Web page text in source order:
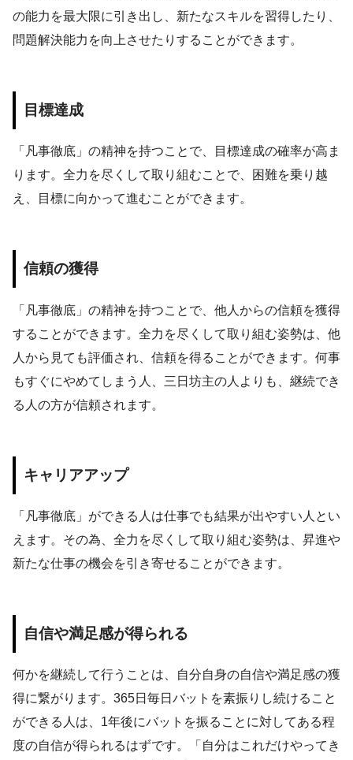
の能力を最大限に引き出し、新たなスキルを習得したり、
問題解決能力を向上させたりすることができます。
目標達成
「凡事徹底」の精神を持つことで、目標達成の確率が高ま
ります。全力を尽くして取り組むことで、困難を乗り越
え、目標に向かって進むことができます。
信頼の獲得
「凡事徹底」の精神を持つことで、他人からの信頼を獲得
することができます。全力を尽くして取り組む姿勢は、他
人から見ても評価され、信頼を得ることができます。何事
もすぐにやめてしまう人、三日坊主の人よりも、継続でき
る人の方が信頼されます。
キャリアアップ
「凡事徹底」ができる人は仕事でも結果が出やすい人とい
えます。その為、全力を尽くして取り組む姿勢は、昇進や
新たな仕事の機会を引き寄せることができます。
自信や満足感が得られる
何かを継続して行うことは、自分自身の自信や満足感の獲
得に繋がります。365日毎日バットを素振りし続けること
ができる人は、1年後にバットを振ることに対してある程
度の自信が得られるはずです。「自分はこれだけやってき